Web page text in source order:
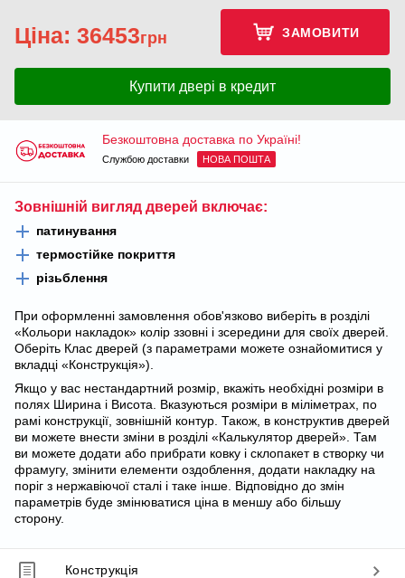
Ціна: 36453грн ЗАМОВИТИ
Купити двері в кредит
Безкоштовна доставка по Україні!
Службою доставки НОВА ПОШТА
Зовнішній вигляд дверей включає:
патинування
термостійке покриття
різьблення
При оформленні замовлення обов'язково виберіть в розділі
«Кольори накладок» колір ззовні і зсередини для своїх дверей.
Оберіть Клас дверей (з параметрами можете ознайомитися у
вкладці «Конструкція»).
Якщо у вас нестандартний розмір, вкажіть необхідні розміри в
полях Ширина і Висота. Вказуються розміри в міліметрах, по
рамі конструкції, зовнішній контур. Також, в конструктив дверей
ви можете внести зміни в розділі «Калькулятор дверей». Там
ви можете додати або прибрати ковку і склопакет в створку чи
фрамугу, змінити елементи оздоблення, додати накладку на
поріг з нержавіючої сталі і таке інше. Відповідно до змін
параметрів буде змінюватися ціна в меншу або більшу
сторону.
Конструкція